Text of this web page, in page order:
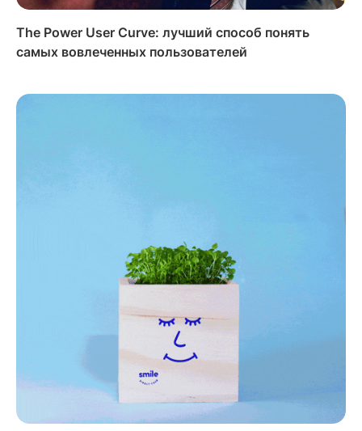
The Power User Curve: лучший способ понять
самых вовлеченных пользователей